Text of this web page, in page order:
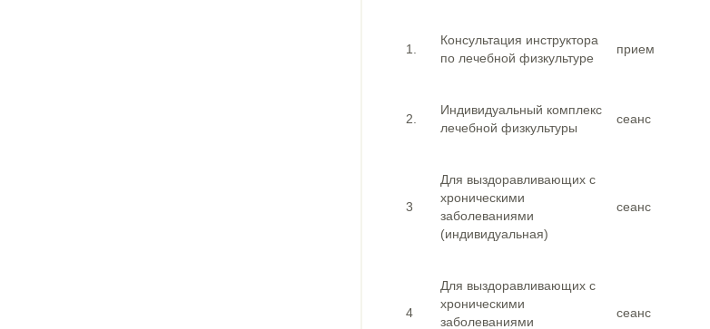
1.
Консультация инструктора
по лечебной физкультуре
прием
2.
Индивидуальный комплекс
лечебной физкультуры
сеанс
3
Для выздоравливающих с
хроническими
заболеваниями
(индивидуальная)
сеанс
4
Для выздоравливающих с
хроническими
заболеваниями
сеанс